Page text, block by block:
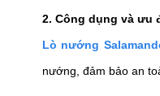
2. Công dụng và ưu
Lò nướng
nướng, đảm bảo an